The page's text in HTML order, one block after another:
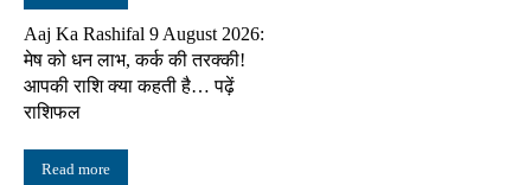
Aaj Ka Rashifal 9 August 2026:
मेष को धन लाभ, कर्क की तरक्की!
आपकी राशि क्या कहती है… पढ़ें
राशिफल
Read more